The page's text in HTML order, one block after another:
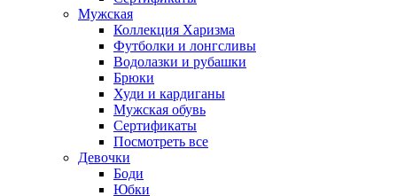
Мужская
Коллекция Харизма
Футболки и лонгсливы
Водолазки и рубашки
Брюки
Худи и кардиганы
Мужская обувь
Сертификаты
Посмотреть все
Девочки
Боди
Юбки